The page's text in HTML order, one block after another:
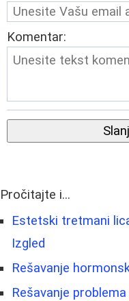
Komentar:
Pročitajte i...
Estetski tretmani
Izgled
Rešavanje
Rešavanje